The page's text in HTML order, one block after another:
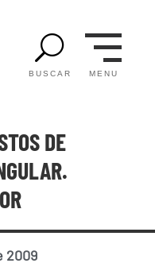
U
BUSCAR MENU
DE
2009